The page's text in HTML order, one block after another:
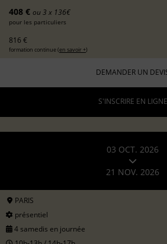
408 € ou 3 x 136€
pour les particuliers
816 €
formation continue (en savoir +)
DEMANDER UN
S'INSCRIRE EN LIGNE
03 OCT. 2026
21 NOV. 2026
PARIS
présentiel
4 samedis en journée